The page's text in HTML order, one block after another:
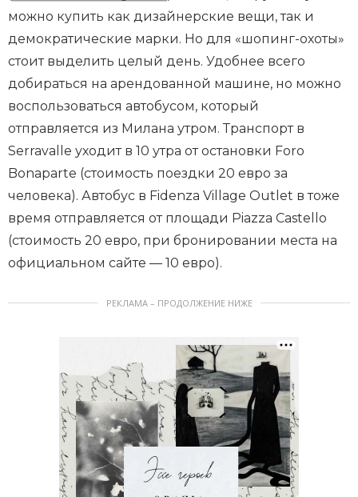
можно купить как дизайнерские вещи, так и
демократические марки. Но для «шопинг-охоты»
стоит выделить целый день. Удобнее всего
добираться на арендованной машине, но можно
воспользоваться автобусом, который
отправляется из Милана утром. Транспорт в
Serravalle уходит в 10 утра от остановки Foro
Bonaparte (стоимость поездки 20 евро за
человека). Автобус в Fidenza Village Outlet в тоже
время отправляется от площади Piazza Castello
(стоимость 20 евро, при бронировании места на
официальном сайте — 10 евро).
РЕКЛАМА – ПРОДОЛЖЕНИЕ НИЖЕ